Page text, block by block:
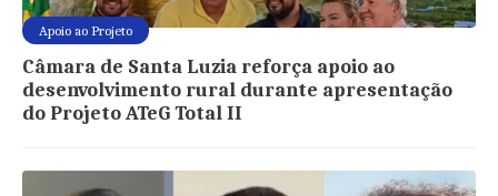
Apoio ao Projeto
Câmara de Santa Luzia reforça apoio ao
desenvolvimento rural durante apresentação
do Projeto ATeG Total II